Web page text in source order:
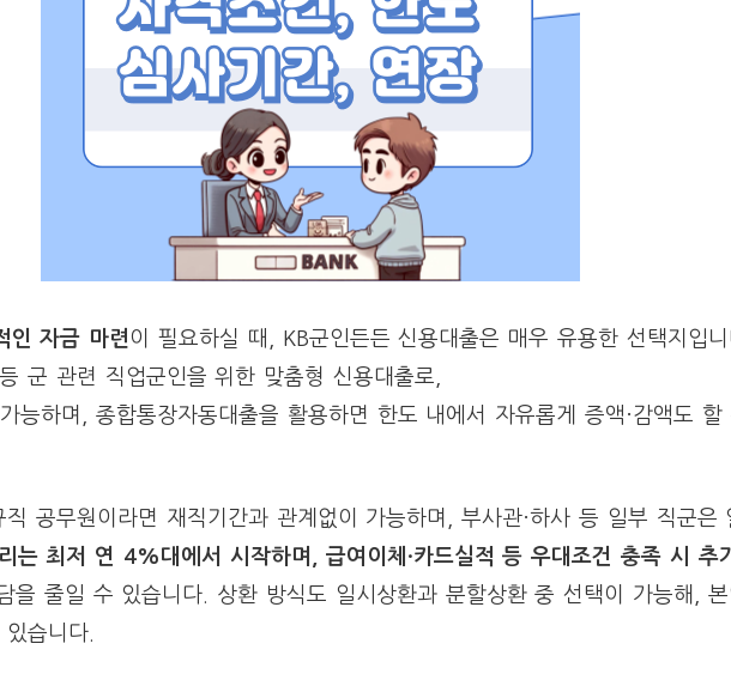
인 자금 마련이 필요하실 때, KB군인든든 신용대출은 매우 유용한 선택지입
군 관련 직업군인을 위한 맞춤형 신용대출로,
능하며, 종합통장자동대출을 활용하면 한도 내에서 자유롭게 증액·감액도 할
공무원이라면 재직기간과 관계없이 가능하며, 부사관·하사 등 일부 직군은
는 최저 연 4%대에서 시작하며, 급여이체·카드실적 등 우대조건 충족 시 추
을 줄일 수 있습니다. 상환 방식도 일시상환과 분할상환 중 선택이 가능해,
습니다.